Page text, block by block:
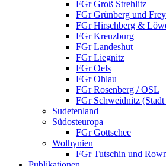
FGr Groß Strehlitz
FGr Grünberg und
FGr Hirschberg &
FGr Kreuzburg
FGr Landeshut
FGr Liegnitz
FGr Oels
FGr Ohlau
FGr Rosenberg / OSL
FGr Schweidnitz
Sudetenland
Südosteuropa
FGr Gottschee
Wolhynien
FGr Tutschin und